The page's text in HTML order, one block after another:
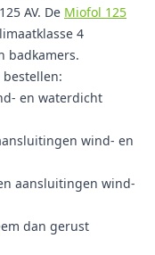
AV. De Miofol 125
4
badkamers.
en waterdicht
wind- en
aansluitingen wind-
dan gerust